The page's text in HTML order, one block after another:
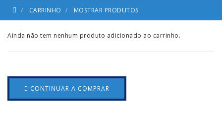
CARRINHO MOSTRAR PRODUTOS
Ainda não tem nenhum produto adicionado ao carrinho.
CONTINUAR A COMPRAR